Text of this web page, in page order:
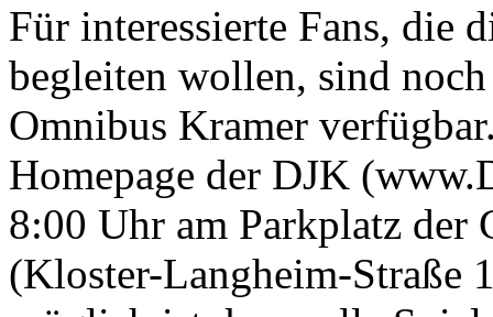
Für interessierte Fans, die
begleiten wollen, sind
Omnibus Kramer
Homepage der DJK
8:00 Uhr am Parkplatz der
(Kloster-Langheim-Straße